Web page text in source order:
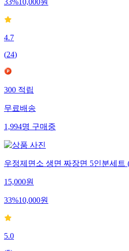
33%10,000원
4.7
(24)
300적립
무료배송
1,994명구매중
우정제면소 생면 짜장면 5인분세트
15,000원
33%10,000원
5.0